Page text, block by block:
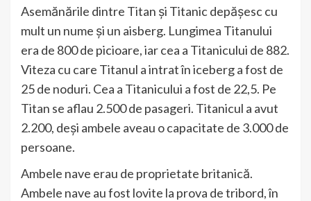
Asemănările dintre Titan și Titanic depășesc cu
mult un nume și un aisberg. Lungimea Titanului
era de 800 de picioare, iar cea a Titanicului de 882.
Viteza cu care Titanul a intrat în iceberg a fost de
25 de noduri. Cea a Titanicului a fost de 22,5. Pe
Titan se aflau 2.500 de pasageri. Titanicul a avut
2.200, deși ambele aveau o capacitate de 3.000 de
persoane.
Ambele nave erau de proprietate britanică.
Ambele nave au fost lovite la prova de tribord, în